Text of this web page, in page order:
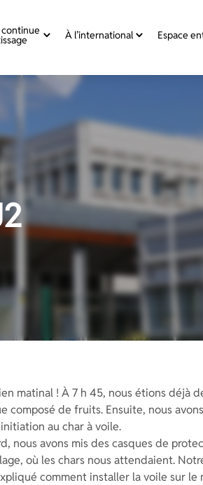
À l’international Espace
matinal ! À 7 h 45, nous étions déjà
composé de fruits. Ensuite, nous
au char à voile.
nous avons mis des casques de
où les chars nous attendaient.
comment installer la voile sur le